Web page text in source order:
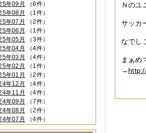
Ｎのユ
サッカ
なでし
まぁめ
→
年09月
（6件）
年08月
（1件）
年07月
（2件）
年06月
（1件）
年05月
（3件）
年04月
（4件）
年03月
（4件）
年02月
（1件）
年01月
（2件）
年12月
（4件）
年11月
（4件）
年09月
（7件）
年08月
（2件）
年07月
（4件）
年06月（4件）